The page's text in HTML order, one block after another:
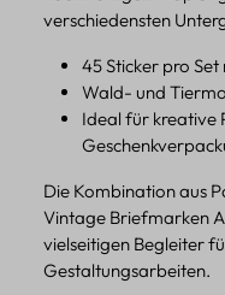
verschiedensten
45 Sticker pro
Wald- und
Ideal für kreative
Die Kombination aus
Vintage Briefmarken
vielseitigen Begleiter
Gestaltungsarbeiten.